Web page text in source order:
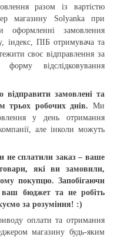
разом із вартістю
магазину Solyanka при
оформленні замовлення
індекс, ПІБ отримувача та
своє відправлення за
відслідковування
замовлені та
трьох робочих днів. Ми
у день отримання
але інколи можуть
не сплатили заказ – ваше
які ви замовили,
покупцю. Запобігаючи
ваш бюджет та не робіть
за розуміння! :)
оплати та отримання
магазину будь-яким